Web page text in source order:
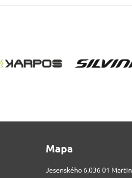
Mapa
Jesenského 6,036 01 Martin